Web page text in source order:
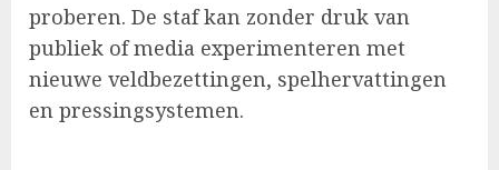
proberen. De staf kan zonder druk van
publiek of media experimenteren met
nieuwe veldbezettingen, spelhervattingen
en pressingsystemen.